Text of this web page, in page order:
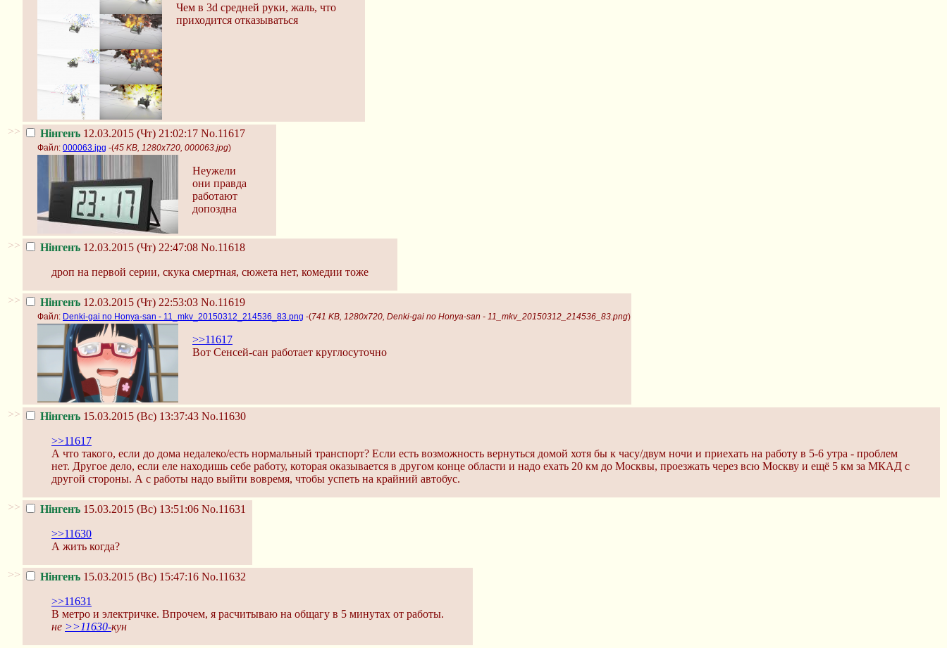
Чем в 3d средней руки, жаль, что
приходится отказываться
>> Нінгенъ 12.03.2015 (Чт) 21:02:17 No.11617
Файл: 000063.jpg -(45 KB, 1280x720, 000063.jpg)
Неужели
они правда
работают
допоздна
>> Нінгенъ 12.03.2015 (Чт) 22:47:08 No.11618
дроп на первой серии, скука смертная, сюжета нет, комедии тоже
>> Нінгенъ 12.03.2015 (Чт) 22:53:03 No.11619
Файл: Denki-gai no Honya-san - 11_mkv_20150312_214536_83.png -(741 KB, 1280x720, Denki-gai no Honya-san - 11_mkv_20150312_214536_83.png)
>>11617
Вот Сенсей-сан работает круглосуточно
>> Нінгенъ 15.03.2015 (Вс) 13:37:43 No.11630
>>11617
А что такого, если до дома недалеко/есть нормальный транспорт? Если есть возможность вернуться домой хотя бы к часу/двум ночи и приехать на работу в 5-6 утра - проблем
нет. Другое дело, если еле находишь себе работу, которая оказывается в другом конце области и надо ехать 20 км до Москвы, проезжать через всю Москву и ещё 5 км за МКАД с
другой стороны. А с работы надо выйти вовремя, чтобы успеть на крайний автобус.
>> Нінгенъ 15.03.2015 (Вс) 13:51:06 No.11631
>>11630
А жить когда?
>> Нінгенъ 15.03.2015 (Вс) 15:47:16 No.11632
>>11631
В метро и электричке. Впрочем, я расчитываю на общагу в 5 минутах от работы.
не >>11630-кун